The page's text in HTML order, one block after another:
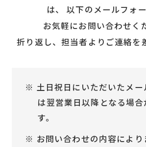
は、
以下のメールフォ
お気軽にお問い合わせく
折り返し、担当者よりご連絡を
土日祝日にいただいたメー
は翌営業日以降となる場合
す。
お問い合わせの内容により